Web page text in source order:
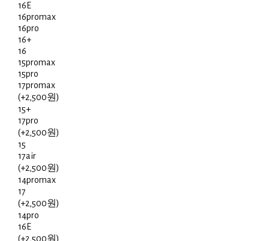
16E
16promax
16pro
16+
16
15promax
15pro
17promax
(+2,500원)
15+
17pro
(+2,500원)
15
17air
(+2,500원)
14promax
17
(+2,500원)
14pro
16E
(+2,500원)